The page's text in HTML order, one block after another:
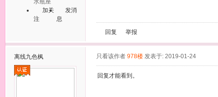
水瓶座
加关
注
发消
息
回复 举报
离线九色枫 只看该作者 978楼 发表于: 2019-01-24
回复才能看到。